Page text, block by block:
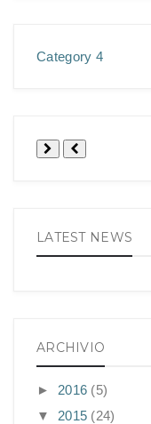
Category 4
LATEST NEWS
ARCHIVIO
► 2016 (5)
▼
2015 (24)